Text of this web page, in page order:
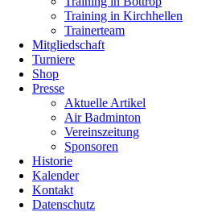
Training in Kirchhellen
Trainerteam
Mitgliedschaft
Turniere
Shop
Presse
Aktuelle Artikel
Air Badminton
Vereinszeitung
Sponsoren
Historie
Kalender
Kontakt
Datenschutz